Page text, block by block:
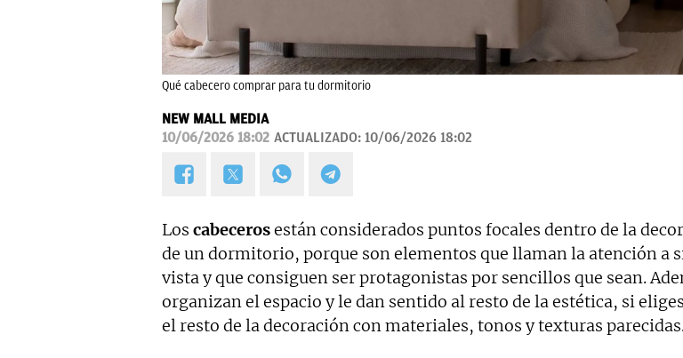
Qué cabecero comprar para tu dormitorio
NEW MALL MEDIA
10/06/2026 18:02 ACTUALIZADO: 10/06/2026 18:02
Los cabecerosestán considerados puntos focales dentro de la
de un dormitorio, porque son elementos que llaman la atención a
vista y que consiguen ser protagonistas por sencillos que sean.
organizan el espacio y le dan sentido al resto de la estética, si
el resto de la decoración con materiales, tonos y texturas